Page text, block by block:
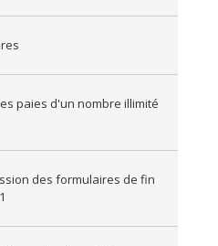
paies d'un nombre illimité
des formulaires de fin